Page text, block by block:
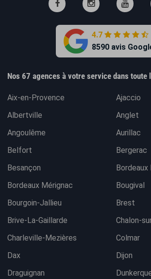
4.7
8590 avis
Nos 67 agences à votre service dans toute
Aix-en-Provence
Ajaccio
Albertville
Anglet
Angoulême
Aurillac
Belfort
Bergerac
Besançon
Bordeaux
Bordeaux Mérignac
Bougival
Bourgoin-Jallieu
Brest
Brive-La-Gaillarde
Chalon-
Charleville-Mezières
Colmar
Dax
Dijon
Draguignan